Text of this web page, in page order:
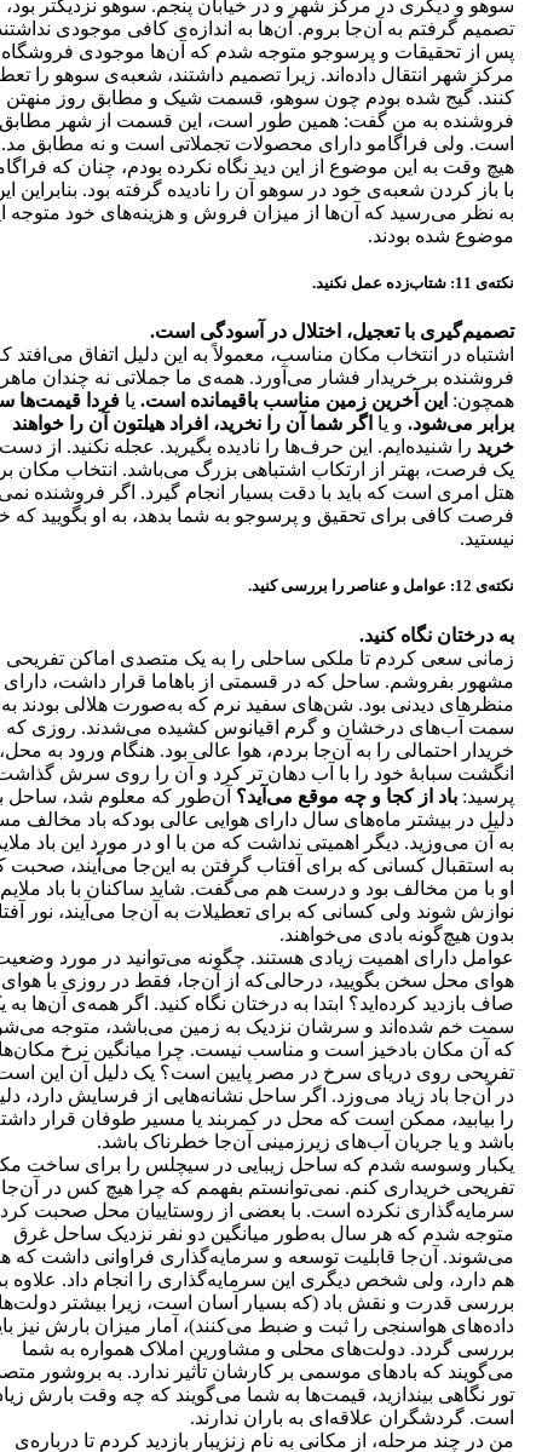
سوهو و دیگری در مرکز شهر و در خیابان پنجم. سوهو نزدیک‏تر بود،
تصمیم گرفتم به آن‌جا بروم. آن‌ها به اندازه‌ی کافی موجودی
پس از تحقیقات و پرس‏وجو متوجه شدم که آن‌ها موجودی فروشگاه
مرکز شهر انتقال داده‌اند. زیرا تصمیم داشتند، شعبه‌ی سوهو را
کنند. گیج شده بودم چون سوهو، قسمت شیک و مطابق روز منهتن
فروشنده به من گفت: همین طور است، این قسمت از شهر
است. ولی فراگامو دارای محصولات تجملاتی است و نه مطابق
هیچ وقت به این موضوع از این دید نگاه نکرده بودم، چنان که
با باز کردن شعبه‌‏ی خود در سوهو آن را نادیده گرفته بود. بنابراین
به نظر می‌‏رسید که آن‌ها از میزان فروش و هزینه‏‌های خود متوجه
موضوع شده بودند.
نکته‌ی 11: شتاب‌زده عمل نکنید.
تصمیم‌گیری با تعجیل، اختلال ‏در آسودگی است.
اشتباه در انتخاب مکان مناسب، معمولاً به این دلیل اتفاق می‏‌افتد
فروشنده بر خریدار فشار می‏‌آورد. همه‌ی ما جملاتی نه چندان
همچون: این آخرین زمین مناسب باقیمانده است. یا فردا قیمت‏‌ها
برابر می‏‌شود. و یا اگر شما آن را نخرید، افراد هیلتون آن را خواهند
خرید را شنیده‌‏ایم. این حرف‏‌ها را نادیده بگیرید. عجله نکنید. از
یک فرصت، بهتر از ارتکاب اشتباهی بزرگ می‌‏باشد. انتخاب مکان
هتل امری است که باید با دقت بسیار انجام گیرد. اگر فروشنده
فرصت کافی برای تحقیق و پرس‏و‏جو به شما بدهد، به او بگویید که
نیستید.
نکته‌ی 12: عوامل و عناصر را بررسی کنید.
به درختان نگاه کنید.
زمانی سعی کردم تا ملکی ساحلی را به یک متصدی اماکن تفریحی
مشهور بفروشم. ساحل که در قسمتی از باهاما قرار داشت، دارای
منظره‏‏ای دیدنی بود. شن‌های سفید نرم که به‌صورت هلالی بودند به
سمت آب‌های درخشان و گرم اقیانوس کشیده می‌شدند. روزی
خریدار احتمالی را به آن‌جا بردم، هوا عالی بود. هنگام ورود به
انگشت سبابۀ خود را با آب دهان تر کرد و آن را روی سرش
پرسید: باد از کجا و چه موقع می‌آید؟ آن‌طور که معلوم شد، ساحل
دلیل در بیشتر ماه‌‏های سال دارای هوایی عالی بودکه باد مخالف
به آن می‌وزید. دیگر اهمیتی نداشت که من با او در مورد این باد
به استقبال کسانی که برای آفتاب گرفتن به این‌جا می‏‌آیند، صحبت
او با من مخالف بود و درست هم می‌گفت. شاید ساکنان با باد ملایم
نوازش شوند ولی کسانی که برای تعطیلات به آن‌جا می‏‌آیند، نور
بدون هیچ‌گونه بادی می‌خواهند.
عوامل دارای اهمیت زیادی هستند. چگونه می‌‏توانید در مورد
هوای محل سخن بگویید، درحالی‌که از آن‌جا، فقط در روزی با هوای
صاف بازدید کرده‏‌اید؟ ابتدا به درختان نگاه کنید. اگر همه‏‌ی آن‌ها به
سمت خم شده‏‌اند و سرشان نزدیک به زمین می‌‏باشد، متوجه
که آن مکان بادخیز است و مناسب نیست. چرا میانگین نرخ
تفریحی روی دریای سرخ در مصر پایین است؟ یک دلیل آن این
در آن‌جا باد زیاد می‌‏وزد. اگر ساحل نشانه‏‌هایی از فرسایش دارد،
را بیابید، ممکن است که محل در کمربند یا مسیر طوفان قرار
باشد و یا جریان آب‏‌های زیرزمینی آن‌جا خطرناک باشد.
یکبار وسوسه شدم که ساحل زیبایی در سیچلس را برای ساخت
تفریحی خریداری کنم. نمی‌توانستم بفهمم که چرا هیچ کس در آن‌جا
سرمایه‏‌گذاری نکرده است. با بعضی از روستاییان محل صحبت
متوجه شدم که هر سال به‌طور میانگین دو نفر نزدیک ساحل غرق
می‌‏شوند. آن‌جا قابلیت توسعه و سرمایه‏‌گذاری فراوانی داشت که
هم دارد، ولی شخص دیگری این سرمایه‌‏گذاری را انجام داد. علاوه
بررسی قدرت و نقش باد (که بسیار آسان است، زیرا بیشتر
داده‌های هواسنجی را ثبت و ضبط می‌کنند)، آمار میزان بارش نیز
بررسی گردد. دولت‌های محلی و مشاورین املاک همواره به شما
می‌گویند که بادهای موسمی بر کارشان تأثیر ندارد. به بروشور
تور نگاهی بیندازید، قیمت‌ها به شما می‏‌گویند که چه وقت بارش
است. گردشگران علاقه‌ای به باران ندارند.
من در چند مرحله، از مکانی به نام زنزیبار بازدید کردم تا درباره‌ی